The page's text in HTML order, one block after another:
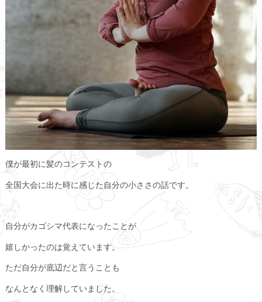
僕が最初に髪のコンテストの
全国大会に出た時に感じた自分の小ささの話です。
自分がカゴシマ代表になったことが
嬉しかったのは覚えています。
ただ自分が底辺だと言うことも
なんとなく理解していました。